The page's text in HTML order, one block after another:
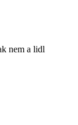
nem a lidl